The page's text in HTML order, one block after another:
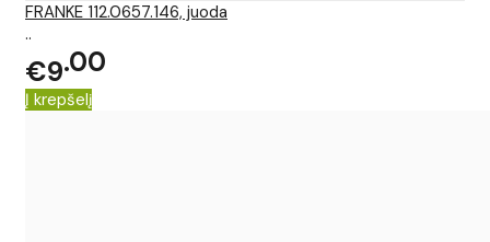
FRANKE 112.0657.146, juoda
..
€9 00
Į krepšelį